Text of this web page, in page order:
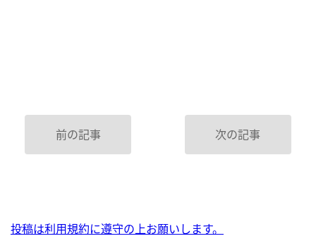
前の記事 次の記事
投稿は利用規約に遵守の上お願いします。